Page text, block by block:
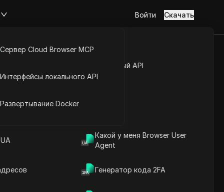
Открытый API
Какой у меня Browser User
Agent
Генератор кода 2FA
Сервер Cloud Browser MCP
Интерфейсы локального API
Развертывание Docker
Войти Скачать
$1.